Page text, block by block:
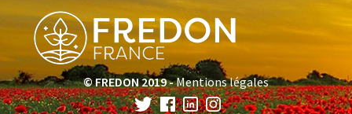
© FREDON 2019 -Mentions légales